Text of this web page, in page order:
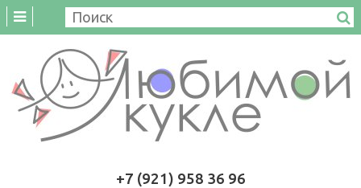
+7 (921) 958 36 96